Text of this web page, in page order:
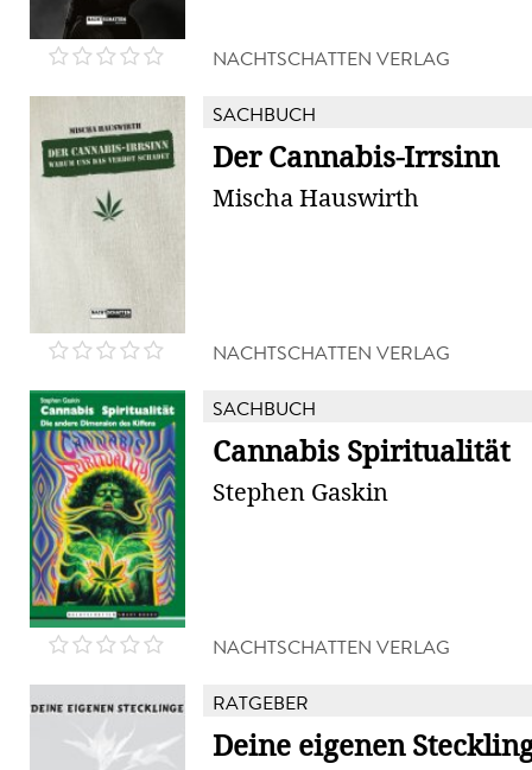
NACHTSCHATTEN VERLAG
SACHBUCH
Der Cannabis-Irrsinn
Mischa Hauswirth
NACHTSCHATTEN VERLAG
SACHBUCH
Cannabis Spiritualität
Stephen Gaskin
NACHTSCHATTEN VERLAG
RATGEBER
Deine eigenen